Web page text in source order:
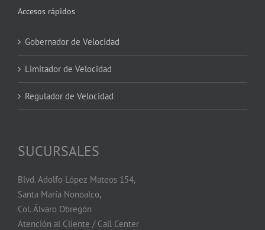
Accesos rápidos
Gobernador de Velocidad
Limitador de Velocidad
Regulador de Velocidad
SUCURSALES
Blvd. Adolfo López Mateos 154,
Santa María Nonoalco,
Col. Álvaro Obregón
Atención al Cliente / Call Center